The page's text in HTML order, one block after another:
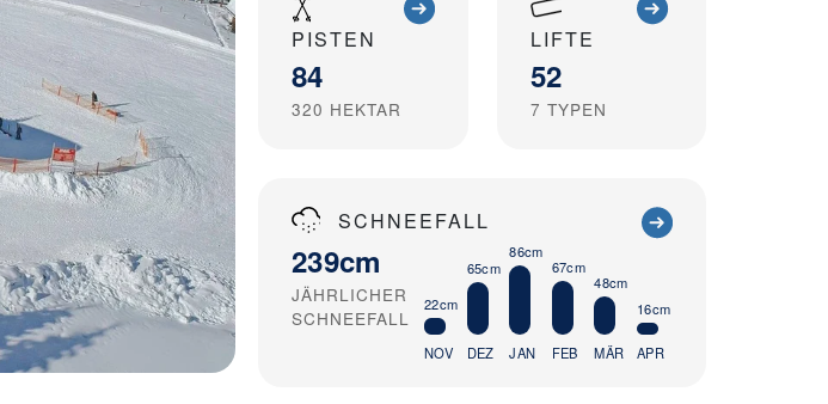
PISTEN
84
320 HEKTAR
LIFTE
52
7 TYPEN
SCHNEEFALL
239cm
JÄHRLICHER
SCHNEEFALL
22cm
NOV
65cm
DEZ
86cm
JAN
67cm
FEB
48cm
MÄR
16cm
APR